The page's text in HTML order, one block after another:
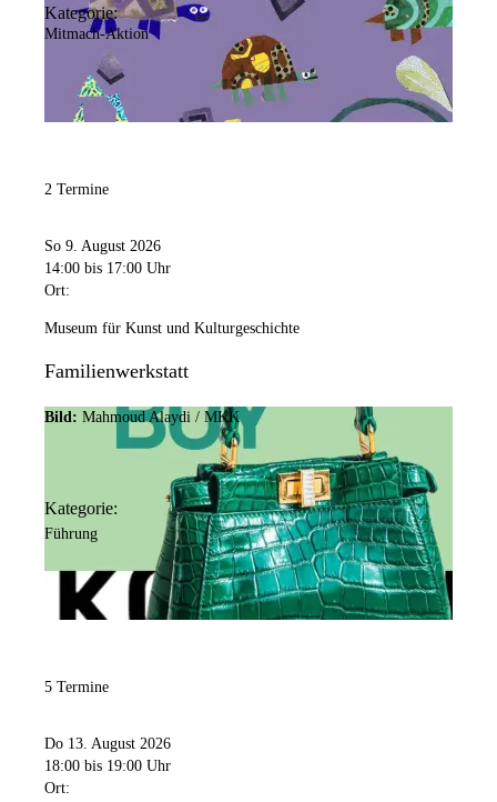
Kategorie:
Mitmach-Aktion
2 Termine
So 9. August 2026
14:00 bis 17:00 Uhr
Ort:
Museum für Kunst und Kulturgeschichte
Familienwerkstatt
Bild: Mahmoud Alaydi / MKK
Kategorie:
Führung
5 Termine
Do 13. August 2026
18:00 bis 19:00 Uhr
Ort: